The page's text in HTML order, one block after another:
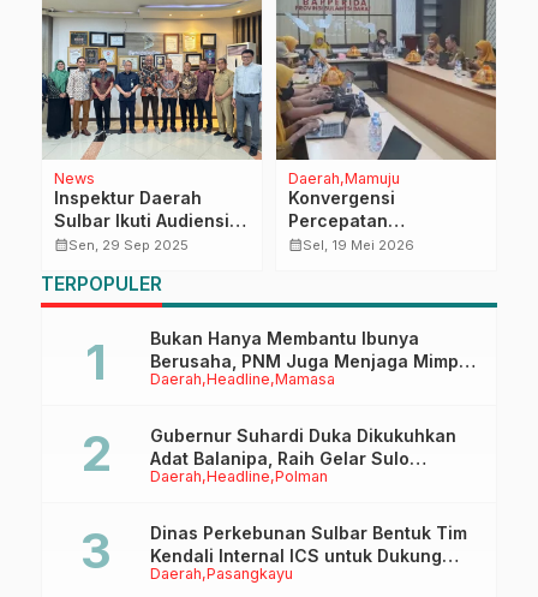
News
Inspektur Daerah
Sulbar Ikuti Audiensi
Pemprov bersama
Digitalisasi Koperasi
calendar_monthSen, 29 Sep 2025
Daerah Mamuju
Konvergensi
Percepatan
Penurunan Stunting,
Penguatan Data
Pangan dan Gizi
calendar_monthSel, 19 Mei 2026
TERPOPULER
Daerah Headline Mamasa
Bukan Hanya Membantu Ibunya
Berusaha, PNM Juga Menjaga Mimpi
Anaknya Untuk Menggapai Cita-Cita
Daerah Headline Polman
Gubernur Suhardi Duka Dikukuhkan
Adat Balanipa, Raih Gelar Sulo
Tappidena
Daerah Pasangkayu
Dinas Perkebunan Sulbar Bentuk Tim
Kendali Internal ICS untuk Dukung
Sertifikasi ISPO Pekebun di